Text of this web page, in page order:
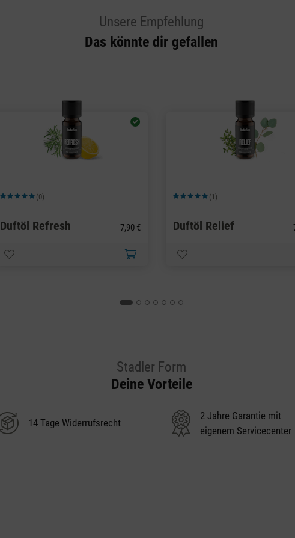
Unsere Empfehlung
Das könnte dir gefallen
Durchschnittliche Bewertung von 5 von 5 Sternen
(0)
Duftöl Refresh 7,90 €
Durchschnittliche Bewertung von 5 von 5
(1)
Duftöl Relief
Stadler Form
Deine Vorteile
14 Tage Widerrufsrecht
2 Jahre Garantie mit
eigenem Servicecenter